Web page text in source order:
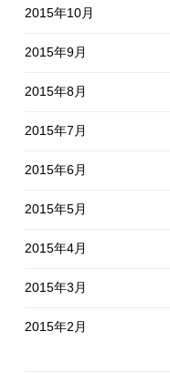
2015年10月
2015年9月
2015年8月
2015年7月
2015年6月
2015年5月
2015年4月
2015年3月
2015年2月